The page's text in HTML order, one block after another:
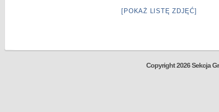
[POKAŻ LISTĘ ZDJĘĆ]
Copyright 2026 Sekcja